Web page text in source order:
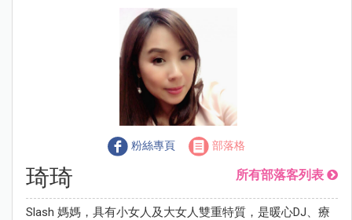
粉絲專頁 部落格
琦琦 所有部落客列表
Slash 媽媽，具有小女人及大女人雙重特質，是暖心DJ、療